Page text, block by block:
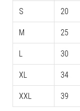
S 20
M 25
L 30
XL 34
XXL 39